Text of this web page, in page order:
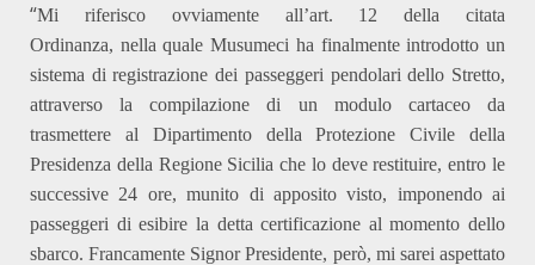
“Mi riferisco ovviamente all’art. 12 della citata
Ordinanza, nella quale Musumeci ha finalmente introdotto un
sistema di registrazione dei passeggeri pendolari dello Stretto,
attraverso la compilazione di un modulo cartaceo da
trasmettere al Dipartimento della Protezione Civile della
Presidenza della Regione Sicilia che lo deve restituire, entro le
successive 24 ore, munito di apposito visto, imponendo ai
passeggeri di esibire la detta certificazione al momento dello
sbarco. Francamente Signor Presidente, però, mi sarei aspettato